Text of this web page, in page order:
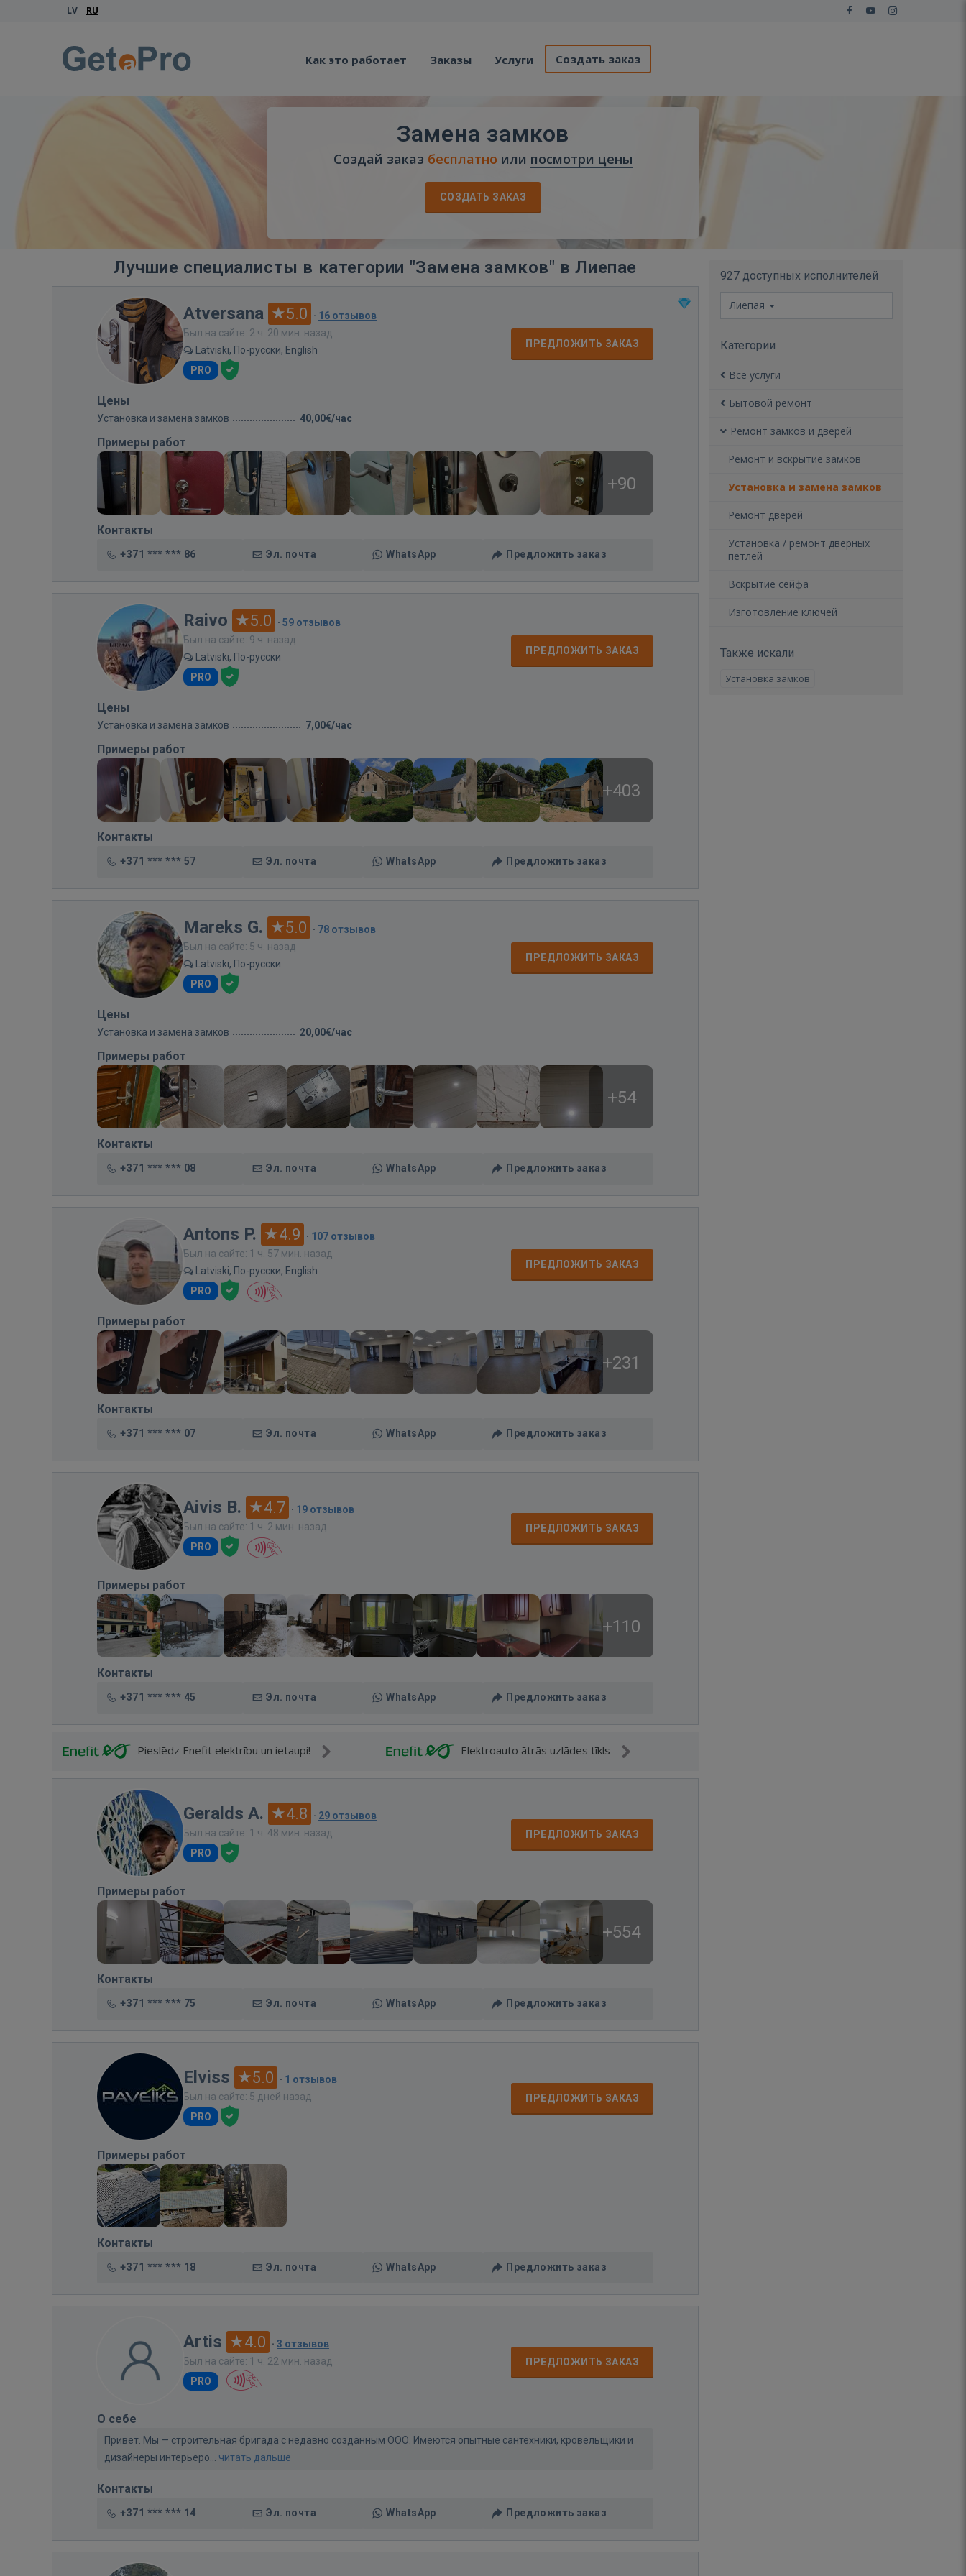
LV RU
Как это работает Заказы Услуги Создать заказ
Замена замков
Создай заказ бесплатно или посмотри цены
СОЗДАТЬ ЗАКАЗ
Лучшие специалисты в категории "Замена замков" в Лиепае
Atversana 5.0 · 16 отзывов
Был на сайте: 2 ч. 20 мин. назад
Latviski, По-русски, English
PRO
ПРЕДЛОЖИТЬ ЗАКАЗ
Цены
Установка и замена замков 40,00€/час
Примеры работ
+90
Контакты
+371 *** *** 86 Эл. почта WhatsApp Предложить заказ
Raivo 5.0 · 59 отзывов
Был на сайте: 9 ч. назад
Latviski, По-русски
PRO
ПРЕДЛОЖИТЬ ЗАКАЗ
Цены
Установка и замена замков 7,00€/час
Примеры работ
+403
Контакты
+371 *** *** 57 Эл. почта WhatsApp Предложить заказ
Mareks G. 5.0 · 78 отзывов
Был на сайте: 5 ч. назад
Latviski, По-русски
PRO
ПРЕДЛОЖИТЬ ЗАКАЗ
Цены
Установка и замена замков 20,00€/час
Примеры работ
+54
Контакты
+371 *** *** 08 Эл. почта WhatsApp Предложить заказ
Antons P. 4.9 · 107 отзывов
Был на сайте: 1 ч. 57 мин. назад
Latviski, По-русски, English
PRO
ПРЕДЛОЖИТЬ ЗАКАЗ
Примеры работ
+231
Контакты
+371 *** *** 07 Эл. почта WhatsApp Предложить заказ
Aivis B. 4.7 · 19 отзывов
Был на сайте: 1 ч. 2 мин. назад
PRO
ПРЕДЛОЖИТЬ ЗАКАЗ
Примеры работ
+110
Контакты
+371 *** *** 45 Эл. почта WhatsApp Предложить заказ
Pieslēdz Enefit elektrību un ietaupi! Elektroauto ātrās uzlādes tīkls
Geralds A. 4.8 · 29 отзывов
Был на сайте: 1 ч. 48 мин. назад
PRO
ПРЕДЛОЖИТЬ ЗАКАЗ
Примеры работ
+554
Контакты
+371 *** *** 75 Эл. почта WhatsApp Предложить заказ
Elviss 5.0 · 1 отзывов
Был на сайте: 5 дней назад
PRO
ПРЕДЛОЖИТЬ ЗАКАЗ
Примеры работ
Контакты
+371 *** *** 18 Эл. почта WhatsApp Предложить заказ
Artis 4.0 · 3 отзывов
Был на сайте: 1 ч. 22 мин. назад
PRO
ПРЕДЛОЖИТЬ ЗАКАЗ
О себе
Привет. Мы — строительная бригада с недавно созданным ООО. Имеются опытные сантехники, кровельщики и
дизайнеры интерьеро... читать дальше
Контакты
+371 *** *** 14 Эл. почта WhatsApp Предложить заказ
927 доступных исполнителей
Лиепая
Категории
Все услуги
Бытовой ремонт
Ремонт замков и дверей
Ремонт и вскрытие замков
Установка и замена замков
Ремонт дверей
Установка / ремонт дверных
петлей
Вскрытие сейфа
Изготовление ключей
Также искали
Установка замков